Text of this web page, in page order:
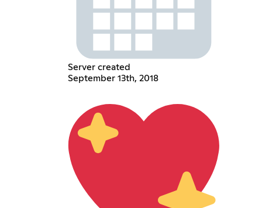
Server created
September 13th, 2018